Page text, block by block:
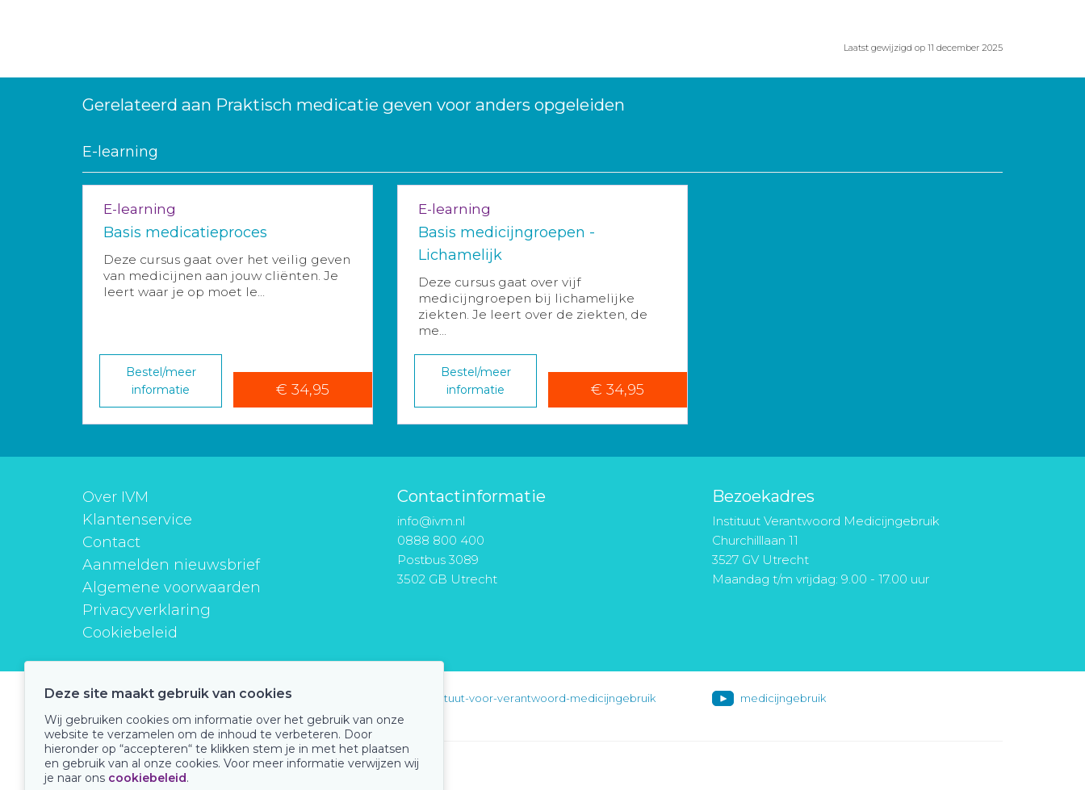
Laatst gewijzigd op 11 december 2025
Gerelateerd aan Praktisch medicatie geven voor anders opgeleiden
E-learning
E-learning
Basis medicatieproces
Deze cursus gaat over het veilig geven
van medicijnen aan jouw cliënten. Je
leert waar je op moet le...
Bestel/meer
informatie
€ 34,95
E-learning
Basis medicijngroepen -
Lichamelijk
Deze cursus gaat over vijf
medicijngroepen bij lichamelijke
ziekten. Je leert over de ziekten, de
me...
Bestel/meer
informatie
€ 34,95
Over IVM
Klantenservice
Contact
Aanmelden nieuwsbrief
Algemene voorwaarden
Privacyverklaring
Cookiebeleid
Contactinformatie
info@ivm.nl
0888 800 400
Postbus 3089
3502 GB Utrecht
Bezoekadres
Instituut Verantwoord Medicijngebruik
Churchilllaan 11
3527 GV Utrecht
Maandag t/m vrijdag: 9.00 - 17.00 uur
instituutverantwoordmedicijngebruik instituut-voor-verantwoord-medicijngebruik medicijngebruik
Onze keurmerken
Deze site maakt gebruik van cookies
Wij gebruiken cookies om informatie over het gebruik van onze
website te verzamelen om de inhoud te verbeteren. Door
hieronder op “accepteren“ te klikken stem je in met het plaatsen
en gebruik van al onze cookies. Voor meer informatie verwijzen wij
je naar ons cookiebeleid.